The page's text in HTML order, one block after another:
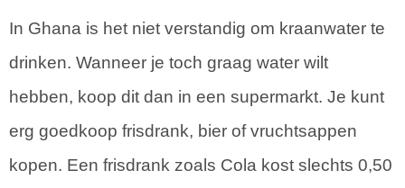
In Ghana is het niet verstandig om kraanwater te
drinken. Wanneer je toch graag water wilt
hebben, koop dit dan in een supermarkt. Je kunt
erg goedkoop frisdrank, bier of vruchtsappen
kopen. Een frisdrank zoals Cola kost slechts 0,50